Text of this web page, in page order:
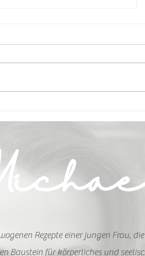
Rezepte einer jungen Frau,
Baustein für körperliches und